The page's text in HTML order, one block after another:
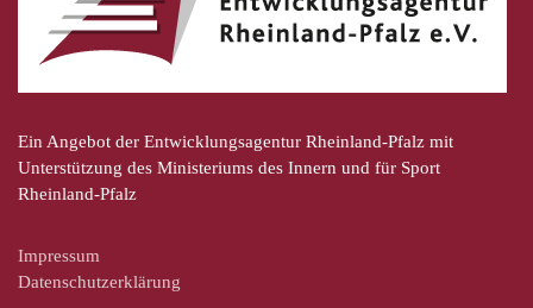
Ein Angebot der Entwicklungsagentur Rheinland-Pfalz mit
Unterstützung des Ministeriums des Innern und für Sport
Rheinland-Pfalz
Impressum
Datenschutzerklärung